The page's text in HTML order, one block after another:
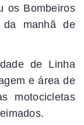
os Bombeiros
da manhã de
de Linha
e área de
motocicletas